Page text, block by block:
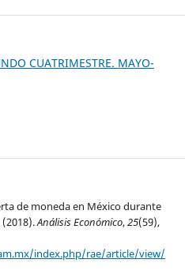
CUATRIMESTRE. MAYO-
de moneda en México durante
(2018).Análisis Económico,25(59),
index.php/rae/article/view/